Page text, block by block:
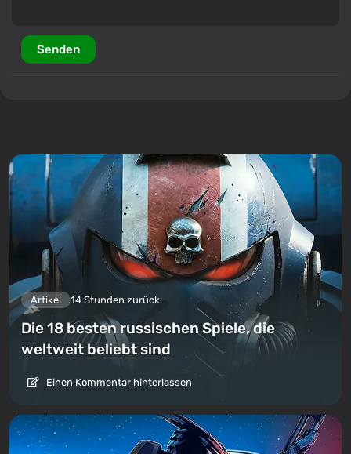
Senden
Artikel 14 Stunden zurück
Die 18 besten russischen Spiele, die
weltweit beliebt sind
Einen Kommentar hinterlassen